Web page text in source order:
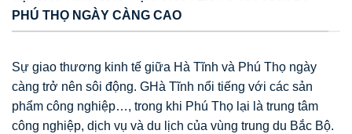
PHÚ THỌ NGÀY CÀNG CAO
Sự giao thương kinh tế giữa Hà Tĩnh và Phú Thọ ngày
càng trở nên sôi động. GHà Tĩnh nổi tiếng với các sản
phẩm công nghiệp…, trong khi Phú Thọ lại là trung tâm
công nghiệp, dịch vụ và du lịch của vùng trung du Bắc Bộ.